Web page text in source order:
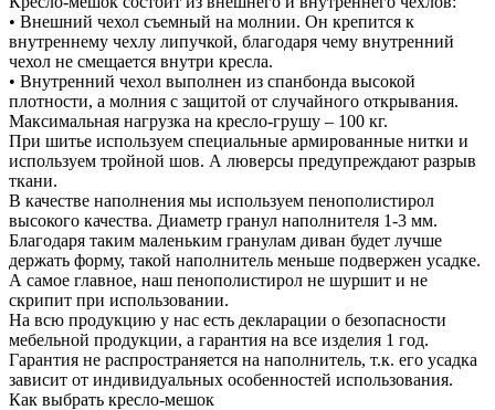
• Внешний чехол съемный на молнии. Он крепится к
внутреннему чехлу липучкой, благодаря чему внутренний
чехол не смещается внутри кресла.
• Внутренний чехол выполнен из спанбонда высокой
плотности, а молния с защитой от случайного открывания.
Максимальная нагрузка на кресло-грушу – 100 кг.
При шитье используем специальные армированные нитки и
используем тройной шов. А люверсы предупреждают разрыв
ткани.
В качестве наполнения мы используем пенополистирол
высокого качества. Диаметр гранул наполнителя 1-3 мм.
Благодаря таким маленьким гранулам диван будет лучше
держать форму, такой наполнитель меньше подвержен усадке.
А самое главное, наш пенополистирол не шуршит и не
скрипит при использовании.
На всю продукцию у нас есть декларации о безопасности
мебельной продукции, а гарантия на все изделия 1 год.
Гарантия не распространяется на наполнитель, т.к. его усадка
зависит от индивидуальных особенностей использования.
Как выбрать кресло-мешок